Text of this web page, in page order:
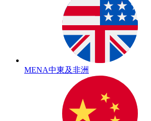
MENA中東及非洲